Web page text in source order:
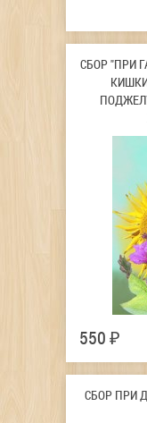
СБОР "ПРИ
550 ₽
СБОР ПРИ